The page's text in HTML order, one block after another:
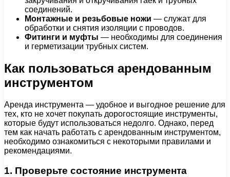
соединений.
Монтажные и резьбовые ножи — служат для
обработки и снятия изоляции с проводов.
Фитинги и муфты — необходимы для соединения
и герметизации трубных систем.
Как пользоваться арендованным
инструментом
Аренда инструмента — удобное и выгодное решение для
тех, кто не хочет покупать дорогостоящие инструменты,
которые будут использоваться недолго. Однако, перед
тем как начать работать с арендованным инструментом,
необходимо ознакомиться с некоторыми правилами и
рекомендациями.
1. Проверьте состояние инструмента